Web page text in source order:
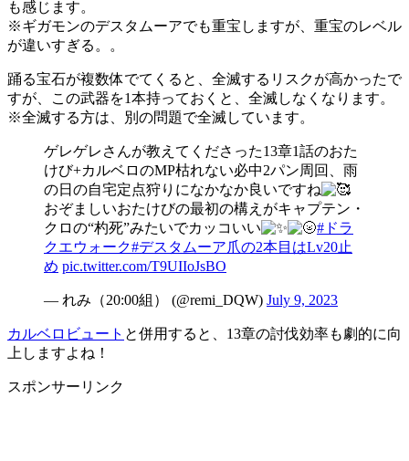
も感じます。
※ギガモンのデスタムーアでも重宝しますが、重宝のレベル
が違いすぎる。。
踊る宝石が複数体でてくると、全滅するリスクが高かったで
すが、この武器を1本持っておくと、全滅しなくなります。
※全滅する方は、別の問題で全滅しています。
ゲレゲレさんが教えてくださった13章1話のおた
けび+カルベロのMP枯れない必中2パン周回、雨
の日の自宅定点狩りになかなか良いですね
おぞましいおたけびの最初の構えがキャプテン・
クロの“杓死”みたいでカッコいい
#ドラ
クエウォーク#デスタムーア爪の2本目はLv20止
め pic.twitter.com/T9UIIoJsBO
— れみ（20:00組） (@remi_DQW) July 9, 2023
カルベロビュート と併用すると、13章の討伐効率も劇的に向
上しますよね！
スポンサーリンク